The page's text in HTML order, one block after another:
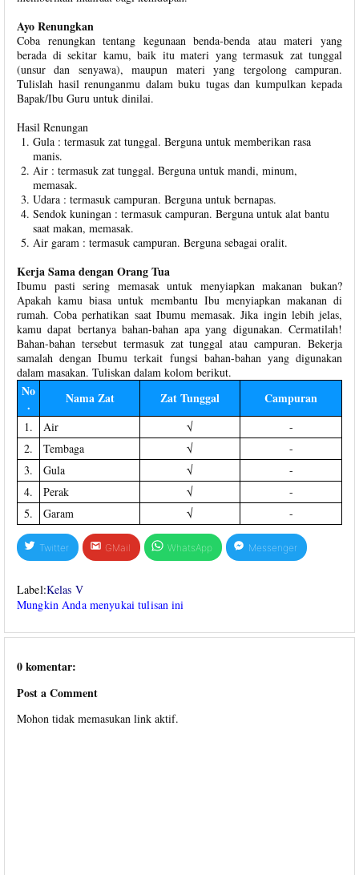
Ayo Renungkan
Coba renungkan tentang kegunaan benda-benda atau materi yang
berada di sekitar kamu, baik itu materi yang termasuk zat tunggal
(unsur dan senyawa), maupun materi yang tergolong campuran.
Tulislah hasil renunganmu dalam buku tugas dan kumpulkan kepada
Bapak/Ibu Guru untuk dinilai.
Hasil Renungan
Gula : termasuk zat tunggal. Berguna untuk memberikan rasa
manis.
Air : termasuk zat tunggal. Berguna untuk mandi, minum,
memasak.
Udara : termasuk campuran. Berguna untuk bernapas.
Sendok kuningan : termasuk campuran. Berguna untuk alat bantu
saat makan, memasak.
Air garam : termasuk campuran. Berguna sebagai oralit.
Kerja Sama dengan Orang Tua
Ibumu pasti sering memasak untuk menyiapkan makanan bukan?
Apakah kamu biasa untuk membantu Ibu menyiapkan makanan di
rumah. Coba perhatikan saat Ibumu memasak. Jika ingin lebih jelas,
kamu dapat bertanya bahan-bahan apa yang digunakan. Cermatilah!
Bahan-bahan tersebut termasuk zat tunggal atau campuran. Bekerja
samalah dengan Ibumu terkait fungsi bahan-bahan yang digunakan
dalam masakan. Tuliskan dalam kolom berikut.
No
.
Nama Zat Zat Tunggal Campuran
1. Air √
-
2.
Tembaga √
-
3.
Gula √
-
4.
Perak √
-
5.
Garam √ -
Twitter GMail WhatsApp Messenger
Label:Kelas V
Mungkin Anda menyukai tulisan ini
0 komentar:
Post a Comment
Mohon tidak memasukan link aktif.